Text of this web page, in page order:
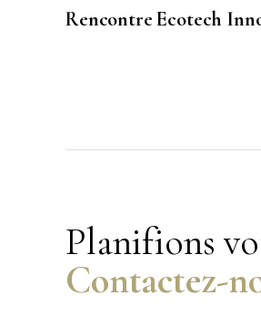
Rencontre Ecotech
Planifions
Contactez-